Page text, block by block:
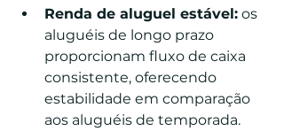
Renda de aluguel estável: os
aluguéis de longo prazo
proporcionam fluxo de caixa
consistente, oferecendo
estabilidade em comparação
aos aluguéis de temporada.